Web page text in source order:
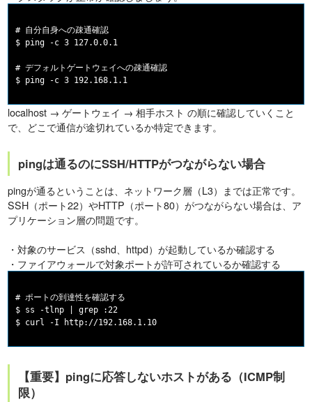
# 自分自身への疎通確認
$ ping -c 3 127.0.0.1
# デフォルトゲートウェイへの疎通確認
localhost → ゲートウェイ → 相手ホスト の順に確認していくこと
で、どこで通信が途切れているか特定できます。
pingは通るのにSSH/HTTPがつながらない場合
pingが通るということは、ネットワーク層（L3）までは正常です。
SSH（ポート22）やHTTP（ポート80）がつながらない場合は、ア
プリケーション層の問題です。
・対象のサービス（sshd、httpd）が起動しているか確認する
・ファイアウォールで対象ポートが許可されているか確認する
# ポートの到達性を確認する
$ ss -tlnp | grep :22
【重要】pingに応答しないホストがある（ICMP制
限）